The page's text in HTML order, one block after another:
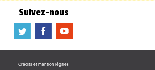
Suivez-nous
a b f
Crédits et mention légales